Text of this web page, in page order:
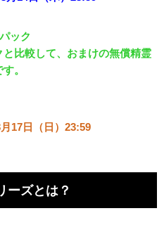
ック
比較して、おまけの無償精霊
。
17日（日）23:59
ーズとは？